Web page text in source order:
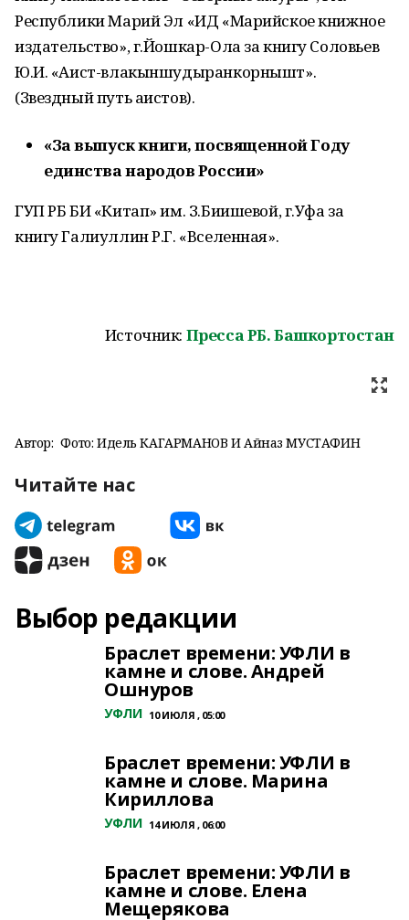
Республики Марий Эл «ИД «Марийское книжное
издательство», г.Йошкар-Ола за книгу Соловьев
Ю.И. «Аист-влакыншудыранкорнышт».
(Звездный путь аистов).
«За выпуск книги, посвященной Году
единства народов России»
ГУП РБ БИ «Китап» им. З.Биишевой, г.Уфа за
книгу Галиуллин Р.Г. «Вселенная».
Источник: Пресса РБ. Башкортостан
Автор: Фото: Идель КАГАРМАНОВ И Айназ МУСТАФИН
Читайте нас
Выбор редакции
Браслет времени: УФЛИ в
камне и слове. Андрей
Ошнуров
УФЛИ 10 ИЮЛЯ , 05:00
Браслет времени: УФЛИ в
камне и слове. Марина
Кириллова
УФЛИ 14 ИЮЛЯ , 06:00
Браслет времени: УФЛИ в
камне и слове. Елена
Мещерякова